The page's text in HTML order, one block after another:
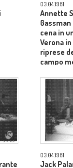
03.04.1961
Annette
cena in
Verona
riprese
campo
03.04.1961
Jack